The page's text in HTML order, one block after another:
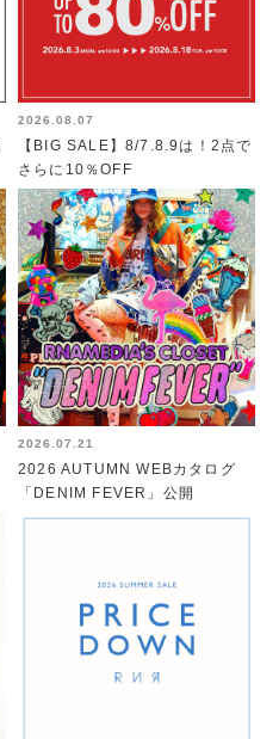
2026.08.07
【BIG SALE】8/7.8.9は！2点で
さらに10％OFF
2026.07.21
2026 AUTUMN WEBカタログ
「DENIM FEVER」公開